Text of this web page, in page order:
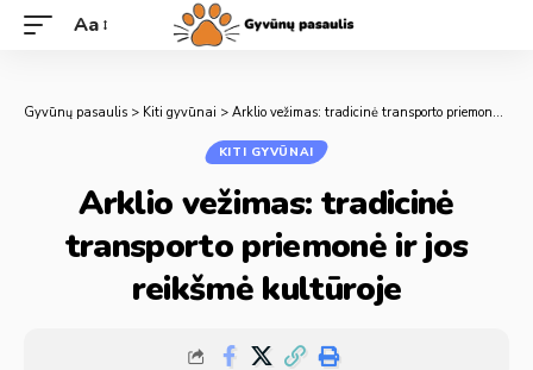
Aa
Gyvūnų pasaulis > Kiti gyvūnai > Arklio vežimas: tradicinė transporto priemonė ir jos reikšmė kultūroje
KITI GYVŪNAI
Arklio vežimas: tradicinė
transporto priemonė ir jos
reikšmė kultūroje